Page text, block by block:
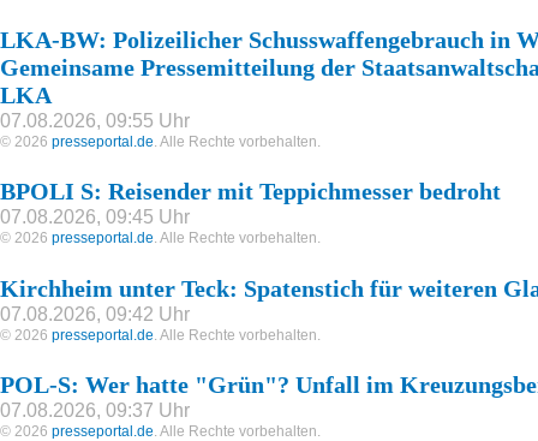
LKA-BW: Polizeilicher Schusswaffengebrauch in
Gemeinsame Pressemitteilung der
LKA
07.08.2026, 09:55 Uhr
© 2026 presseportal.de . Alle Rechte vorbehalten.
BPOLI S: Reisender mit Teppichmesser bedroht
07.08.2026, 09:45 Uhr
© 2026 presseportal.de. Alle Rechte vorbehalten.
Kirchheim unter Teck: Spatenstich für weiteren
07.08.2026, 09:42 Uhr
© 2026 presseportal.de . Alle Rechte vorbehalten.
POL-S: Wer hatte "Grün"? Unfall im
07.08.2026, 09:37 Uhr
© 2026 presseportal.de. Alle Rechte vorbehalten.